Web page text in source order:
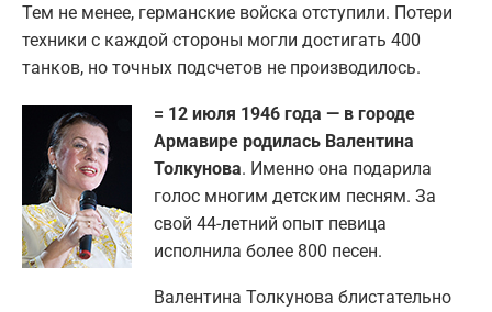
Тем не менее, германские войска отступили. Потери
техники с каждой стороны могли достигать 400
танков, но точных подсчетов не производилось.
= 12 июля 1946 года — в городе
Армавире родилась Валентина
Толкунова. Именно она подарила
голос многим детским песням. За
свой 44-летний опыт певица
исполнила более 800 песен.
Валентина Толкунова блистательно